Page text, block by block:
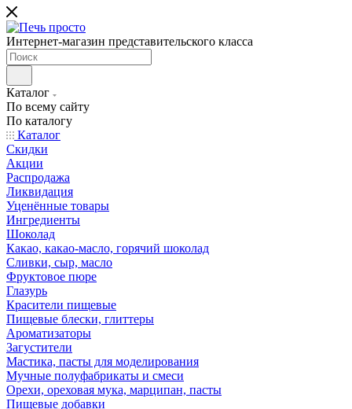
Интернет-магазин представительского класса
Каталог
По всему сайту
По каталогу
Каталог
Скидки
Акции
Распродажа
Ликвидация
Уценённые товары
Ингредиенты
Шоколад
Какао, какао-масло, горячий шоколад
Сливки, сыр, масло
Фруктовое пюре
Глазурь
Красители пищевые
Пищевые блески, глиттеры
Ароматизаторы
Загустители
Мастика, пасты для моделирования
Мучные полуфабрикаты и смеси
Орехи, ореховая мука, марципан, пасты
Пищевые добавки